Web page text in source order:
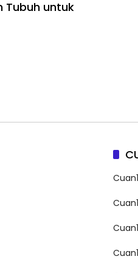
Tubuh untuk